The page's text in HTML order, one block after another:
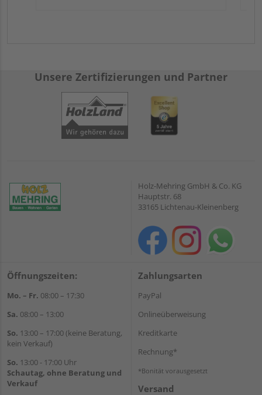
Unsere Zertifizierungen und Partner
Holz-Mehring GmbH & Co. KG
Hauptstr. 68
33165 Lichtenau-Kleinenberg
Öffnungszeiten:
Mo. – Fr. 08:00 – 17:30
Sa. 08:00 – 13:00
So. 13:00 – 17:00 (keine Beratung,
kein Verkauf)
So. 13:00 - 17:00 Uhr
Schautag, ohne Beratung und
Verkauf
Zahlungsarten
PayPal
Onlineüberweisung
Kreditkarte
Rechnung*
*Bonität vorausgesetzt
Versand